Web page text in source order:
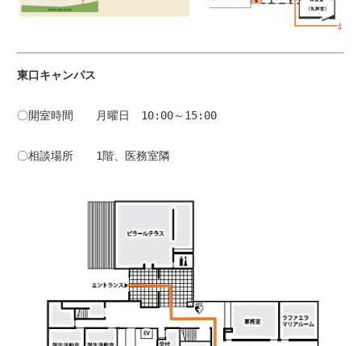
東口キ
〇開室時間　　月曜日　10:00～15:00
〇相談場所　　1階、医務室隣